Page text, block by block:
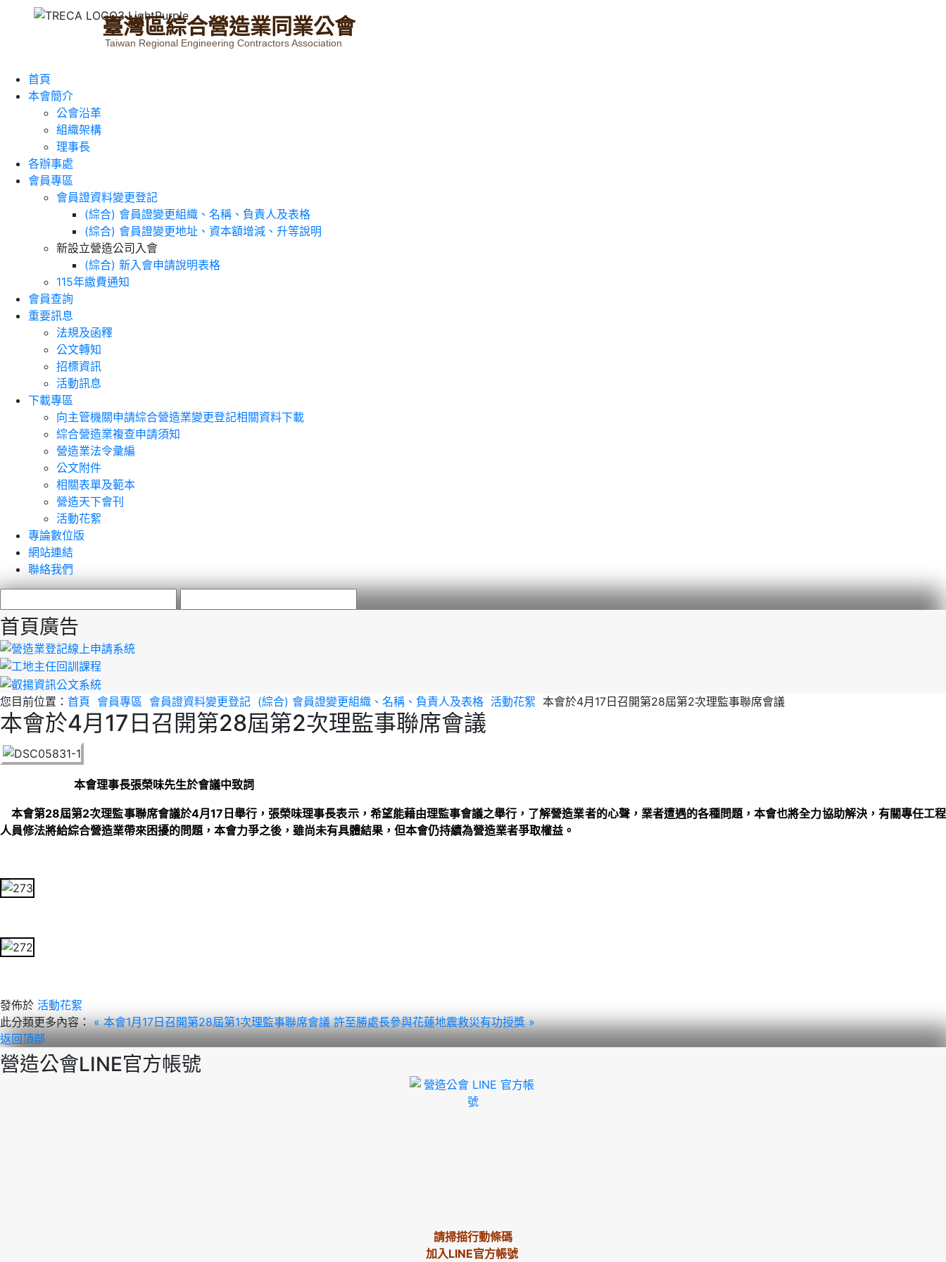
臺灣區綜合營造業同業公會
Taiwan Regional Engineering Contractors Association
首頁
本會簡介
公會沿革
組織架構
理事長
各辦事處
會員專區
會員證資料變更登記
(綜合) 會員證變更組織、名稱、負責人及表格
(綜合) 會員證變更地址、資本額增減、升等說明
新設立營造公司入會
(綜合) 新入會申請說明表格
115年繳費通知
會員查詢
重要訊息
法規及函釋
公文轉知
招標資訊
活動訊息
下載專區
向主管機關申請綜合營造業變更登記相關資料下載
綜合營造業複查申請須知
營造業法令彙編
公文附件
相關表單及範本
營造天下會刊
活動花絮
專論數位版
網站連結
聯絡我們
首頁廣告
您目前位置： 首頁 會員專區 會員證資料變更登記 (綜合) 會員證變更組織、名稱、負責人及表格 活動花絮 本會於4月17日召開第28屆第2次理監事聯席會議
本會於4月17日召開第28屆第2次理監事聯席會議
本會理事長張榮味先生於會議中致詞
本會第28屆第2次理監事聯席會議於4月17日舉行，張榮味理事長表示，希望能藉由理監事會議之舉行，了解營造業者的心聲，業者遭遇的各種問題，本會也將全力協助解決，有關專任工程
人員修法將給綜合營造業帶來困擾的問題，本會力爭之後，雖尚未有具體結果，但本會仍持續為營造業者爭取權益。
發佈於 活動花絮
此分類更多內容： « 本會1月17日召開第28屆第1次理監事聯席會議許至勝處長參與花蓮地震救災有功授獎 »
返回頂部
營造公會LINE官方帳號
請掃描行動條碼
加入LINE官方帳號